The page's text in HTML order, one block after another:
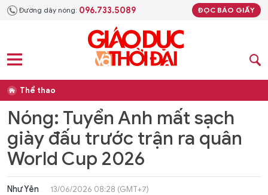
Đường dây nóng: 096.733.5089 ĐỌC BÁO GIẤY
Thể thao
Nóng: Tuyển Anh mất sạch
giày đấu trước trận ra quân
World Cup 2026
Như Yên 13/06/2026 08:28 (GMT+7)